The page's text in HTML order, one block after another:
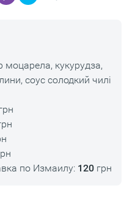
моцарела, кукурудза,
соус солодкий чилі
по Измаилу: 120 грн